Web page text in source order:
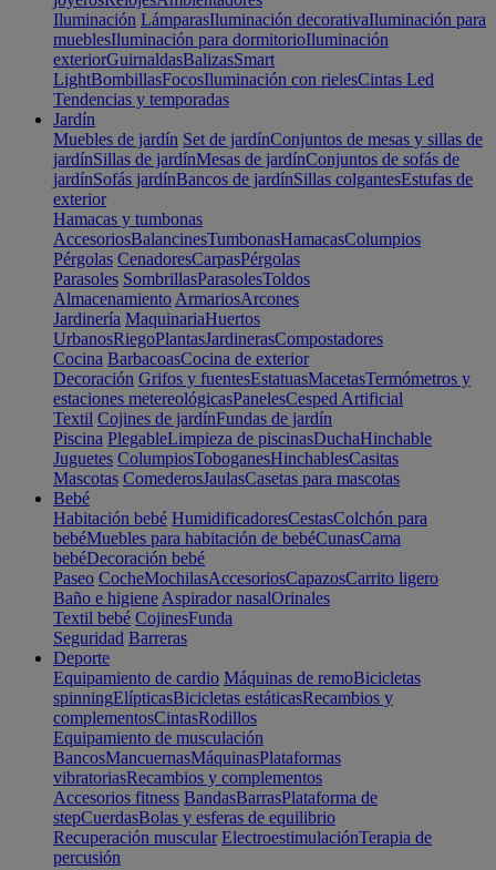
Iluminación LámparasIluminación decorativaIluminación para
mueblesIluminación para dormitorioIluminación
exteriorGuirnaldasBalizasSmart
LightBombillasFocosIluminación con rielesCintas Led
Tendencias y temporadas
Jardín
Muebles de jardín Set de jardínConjuntos de mesas y sillas de
jardínSillas de jardínMesas de jardínConjuntos de sofás de
jardínSofás jardínBancos de jardínSillas colgantesEstufas de
exterior
Hamacas y tumbonas
AccesoriosBalancinesTumbonasHamacasColumpios
Pérgolas CenadoresCarpasPérgolas
Parasoles SombrillasParasolesToldos
Almacenamiento ArmariosArcones
Jardinería MaquinariaHuertos
UrbanosRiegoPlantasJardinerasCompostadores
Cocina BarbacoasCocina de exterior
Decoración Grifos y fuentesEstatuasMacetasTermómetros y
estaciones metereológicasPanelesCesped Artificial
Textil Cojines de jardínFundas de jardín
Piscina PlegableLimpieza de piscinasDuchaHinchable
Juguetes ColumpiosToboganesHinchablesCasitas
Mascotas ComederosJaulasCasetas para mascotas
Bebé
Habitación bebé HumidificadoresCestasColchón para
bebéMuebles para habitación de bebéCunasCama
bebéDecoración bebé
Paseo CocheMochilasAccesoriosCapazosCarrito ligero
Baño e higiene Aspirador nasalOrinales
Textil bebé CojinesFunda
Seguridad Barreras
Deporte
Equipamiento de cardio Máquinas de remoBicicletas
spinningElípticasBicicletas estáticasRecambios y
complementosCintasRodillos
Equipamiento de musculación
BancosMancuernasMáquinasPlataformas
vibratoriasRecambios y complementos
Accesorios fitness BandasBarrasPlataforma de
stepCuerdasBolas y esferas de equilibrio
Recuperación muscular ElectroestimulaciónTerapia de
percusión